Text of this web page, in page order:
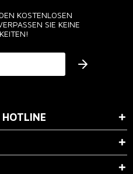
KOSTENLOSEN
SIE KEINE